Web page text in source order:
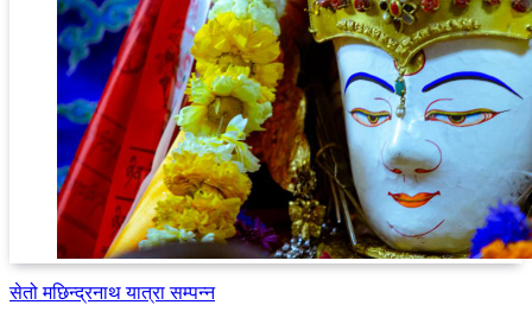
सेतो मछिन्द्रनाथ यात्रा सम्पन्न